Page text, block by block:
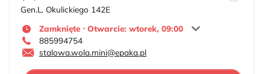
Gen.L. Okulickiego 142E
Zamknięte ⋅ Otwarcie: wtorek, 09:00
885994754
stalowa.wola.mini@epaka.pl